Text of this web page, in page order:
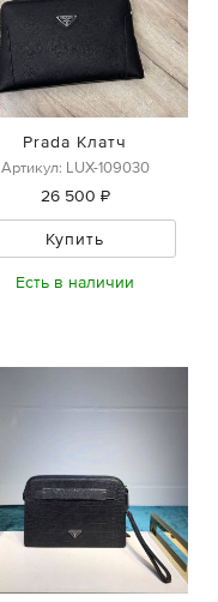
Prada Клатч
Артикул: LUX-109030
26 500 ₽
Купить
Есть в наличии